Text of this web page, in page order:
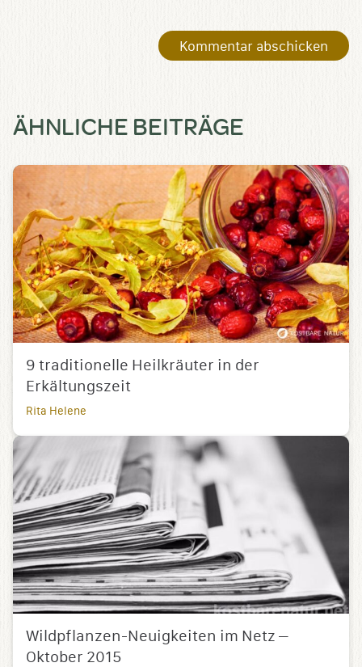
ÄHNLICHE BEITRÄGE
9 traditionelle Heilkräuter in der
Erkältungszeit
Rita Helene
Wildpflanzen-Neuigkeiten im Netz –
Oktober 2015